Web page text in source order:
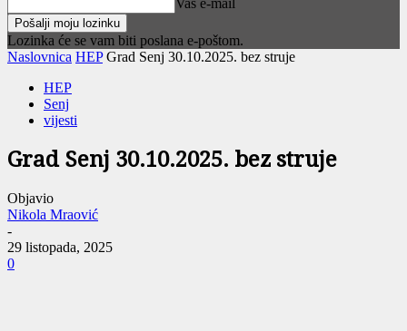
Vaš e-mail
Lozinka će se vam biti poslana e-poštom.
Naslovnica HEP Grad Senj 30.10.2025. bez struje
HEP
Senj
vijesti
Grad Senj 30.10.2025. bez struje
Objavio
Nikola Mraović
-
29 listopada, 2025
0